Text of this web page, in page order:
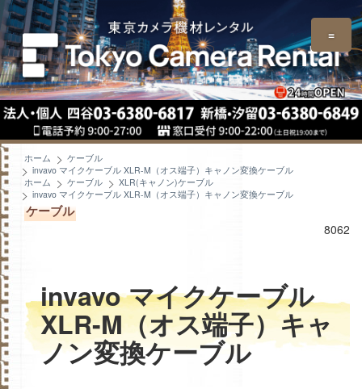
≡
ホーム
ケーブル
invavo マイクケーブル XLR-M（オス端子）キャノン変換ケーブル
ホーム
ケーブル
XLR(キャノン)ケーブル
invavo マイクケーブル XLR-M（オス端子）キャノン変換ケーブル
ケーブル
8062
invavo マイクケーブル
XLR-M（オス端子）キャ
ノン変換ケーブル